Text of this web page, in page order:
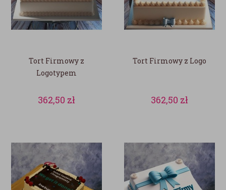
Tort Firmowy z
Logotypem
362,50 zł
Tort Firmowy z Logo
362,50 zł